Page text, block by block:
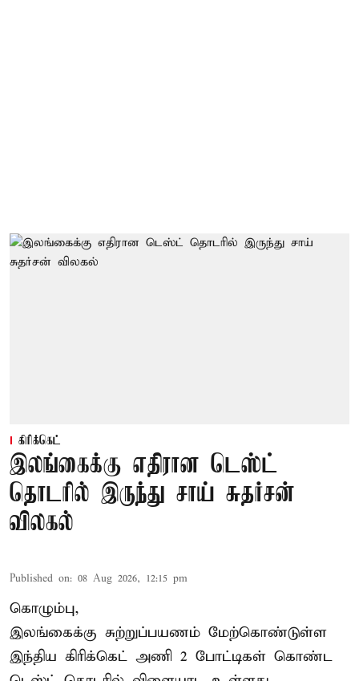
கிரிக்கெட்
இலங்கைக்கு எதிரான டெஸ்ட்
தொடரில் இருந்து சாய் சுதர்சன்
விலகல்
Published on: 08 Aug 2026, 12:15 pm
கொழும்பு,
இலங்கைக்கு சுற்றுப்பயணம் மேற்கொண்டுள்ள
இந்திய கிரிக்கெட் அணி 2 போட்டிகள் கொண்ட